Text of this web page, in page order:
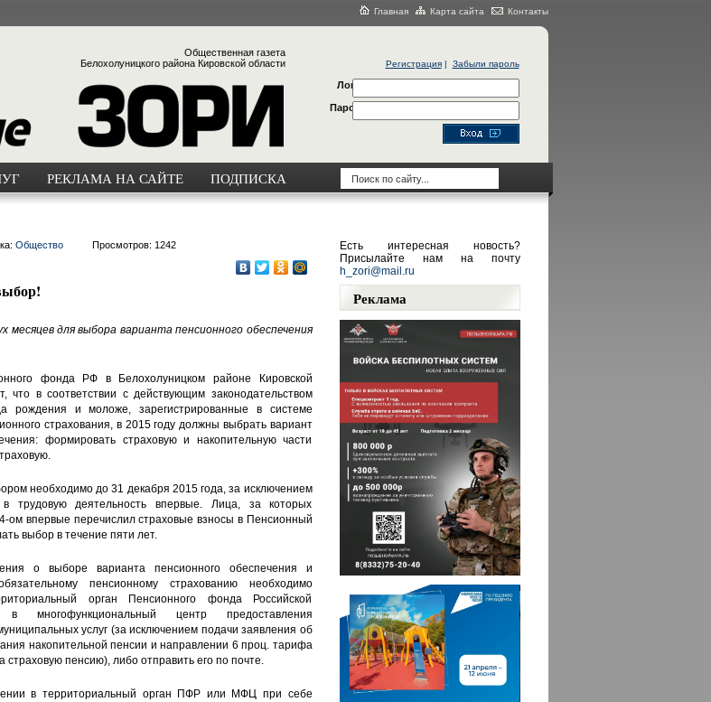
Главная Карта сайта Контакты
Общественная газета
Белохолуницкого района Кировской области
Регистрация| Забыли пароль
Логин
Пароль
РЕКЛАМА НА САЙТЕ ПОДПИСКА
Общество Просмотров: 1242
месяцев для выбора варианта пенсионного обеспечения
фонда РФ в Белохолуницком районе Кировской
что в соответствии с действующим законодательством
рождения и моложе, зарегистрированные в системе
страхования, в 2015 году должны выбрать вариант
формировать страховую и накопительную части
необходимо до 31 декабря 2015 года, за исключением
в трудовую деятельность впервые. Лица, за которых
ом впервые перечислил страховые взносы в Пенсионный
выбор в течение пяти лет.
о выборе варианта пенсионного обеспечения и
пенсионному страхованию необходимо
орган Пенсионного фонда Российской
многофункциональный центр предоставления
услуг (за исключением подачи заявления об
накопительной пенсии и направлении 6 проц. тарифа
страховую пенсию), либо отправить его по почте.
в территориальный орган ПФР или МФЦ при себе
Есть интересная новость?
Присылайте нам на почту
h_zori@mail.ru
Реклама